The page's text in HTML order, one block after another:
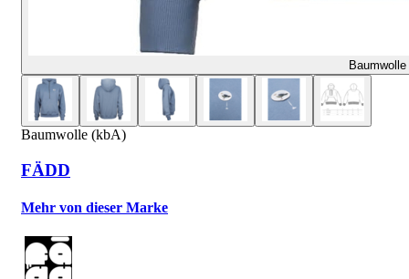
Baumwolle (kbA)
FÄDD
Mehr von dieser Marke